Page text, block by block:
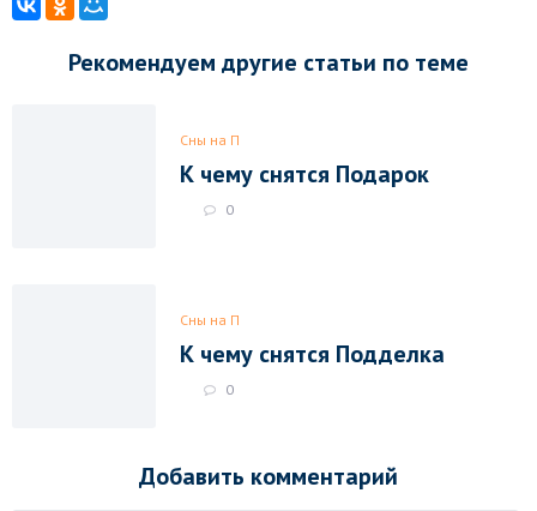
Рекомендуем другие статьи по теме
Сны на П
К чему снятся Подарок
0
Сны на П
К чему снятся Подделка
0
Добавить комментарий